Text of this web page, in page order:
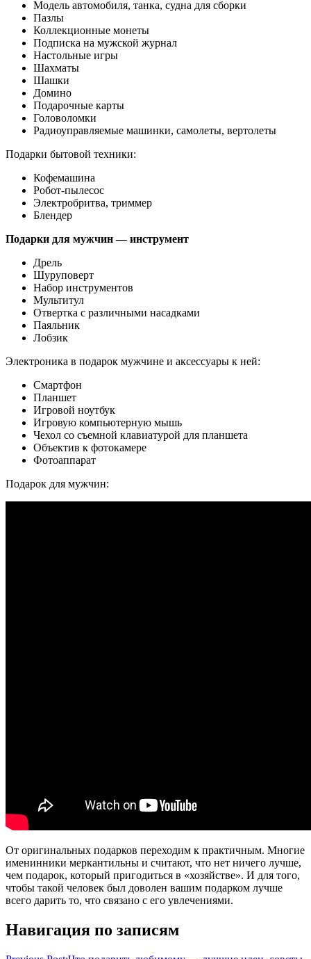
Модель автомобиля, танка, судна для сборки
Пазлы
Коллекционные монеты
Подписка на мужской журнал
Настольные игры
Шахматы
Шашки
Домино
Подарочные карты
Головоломки
Радиоуправляемые машинки, самолеты, вертолеты
Подарки бытовой техники:
Кофемашина
Робот-пылесос
Электробритва, триммер
Блендер
Подарки для мужчин — инструмент
Дрель
Шуруповерт
Набор инструментов
Мультитул
Отвертка с различными насадками
Паяльник
Лобзик
Электроника в подарок мужчине и аксессуары к ней:
Смартфон
Планшет
Игровой ноутбук
Игровую компьютерную мышь
Чехол со съемной клавиатурой для планшета
Объектив к фотокамере
Фотоаппарат
Подарок для мужчин:
От оригинальных подарков переходим к практичным. Многие
именинники меркантильны и считают, что нет ничего лучше,
чем подарок, который пригодиться в «хозяйстве». И для того,
чтобы такой человек был доволен вашим подарком лучше
всего дарить то, что связано с его увлечениями.
мужское
делоподарок
Навигация по записям